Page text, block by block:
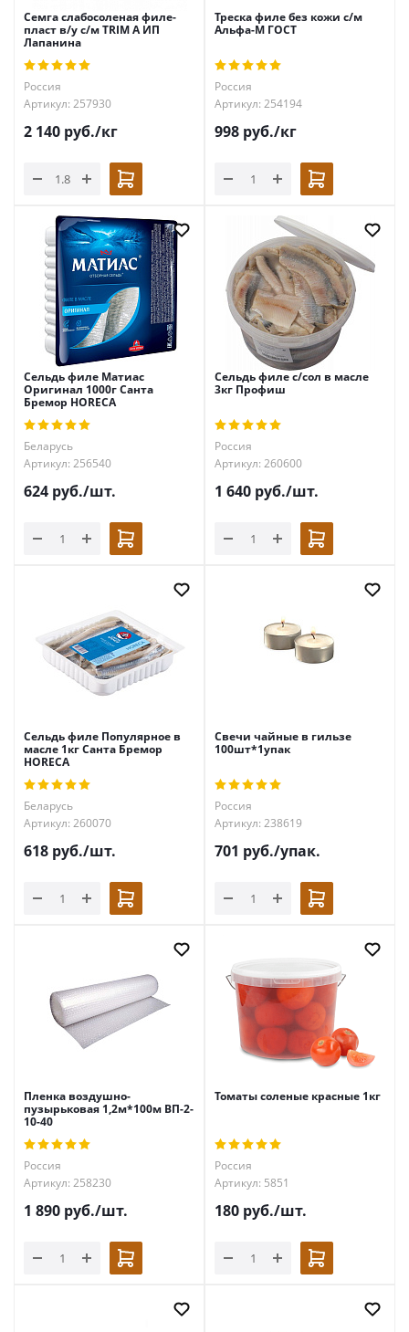
Семга слабосоленая филе-
пласт в/у с/м TRIM А ИП
Лапанина
Россия
Артикул: 257930
2 140 руб./кг
Треска филе без кожи с/м
Альфа-М ГОСТ
Россия
Артикул: 254194
998 руб./кг
Сельдь филе Матиас
Оригинал 1000г Санта
Бремор HORECA
Беларусь
Артикул: 256540
624 руб./шт.
Сельдь филе с/сол в масле
3кг Профиш
Россия
Артикул: 260600
1 640 руб./шт.
Сельдь филе Популярное в
масле 1кг Санта Бремор
HORECA
Беларусь
Артикул: 260070
618 руб./шт.
Свечи чайные в гильзе
100шт*1упак
Россия
Артикул: 238619
701 руб./упак.
Пленка воздушно-
пузырьковая 1,2м*100м ВП-2-
10-40
Россия
Артикул: 258230
1 890 руб./шт.
Томаты соленые красные 1кг
Россия
Артикул: 5851
180 руб./шт.